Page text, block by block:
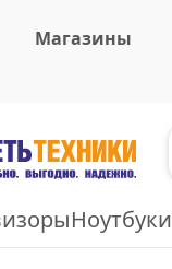
Магазины
Ноутбуки